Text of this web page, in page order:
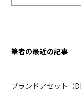
筆者の最近の記事
ブランドアセット（